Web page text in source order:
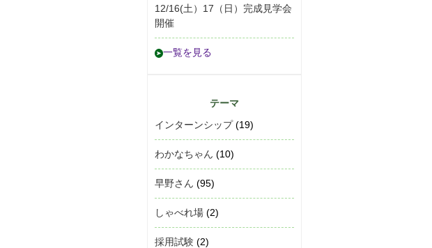
12/16(土）17（日）完成見学会
開催
一覧を見る
テーマ
インターンシップ(19)
わかなちゃん (10)
早野さん (95)
しゃべれ場 (2)
採用試験 (2)